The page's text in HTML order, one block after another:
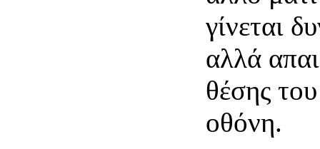
γίνεται
αλλά
θέσης
οθόνη.